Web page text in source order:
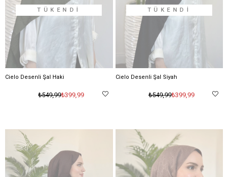
TÜKENDI
Cielo Desenli Şal Haki
₺399,99
₺549,99
TÜKENDI
Cielo Desenli Şal Siyah
₺399,99
₺549,99